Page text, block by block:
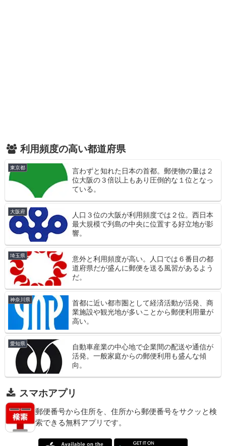
利用頻度の高い都道府県
東京都
言わずと知れた日本の首都。郵便物の量は２
位大阪の３倍以上もあり圧倒的な１位となっ
ている。
大阪府
人口３位の大阪が利用頻度では２位。西日本
最大規模で列島の中央に位置する好立地が影
響。
埼玉県
意外と利用頻度が高い。人口では６番目の都
道府県だが盛んに郵便を送る風習があるよう
だ。
神奈川県
首都に近い都市圏として経済活動が活発、商
業施設や観光地が多いことから郵便利用量が
高い。
愛知県
自動車産業の中心地で企業間の配送や通信が
活発。一般家庭からの郵便利用も盛んな傾
向。
スマホアプリ
郵便番号から住所を、住所から郵便番号をサクッと検
索できる無料アプリです。